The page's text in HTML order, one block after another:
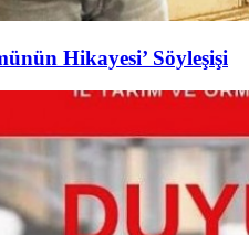
Hikayesi’ Söyleşişi